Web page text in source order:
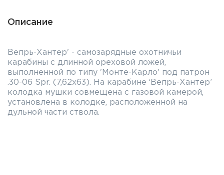
Описание
Вепрь-Хантер' - самозарядные охотничьи
карабины с длинной ореховой ложей,
выполненной по типу 'Монте-Карло' под патрон
.30-06 Spr. (7,62x63). На карабине ‘Вепрь-Хантер’
колодка мушки совмещена с газовой камерой,
установлена в колодке, расположенной на
дульной части ствола.